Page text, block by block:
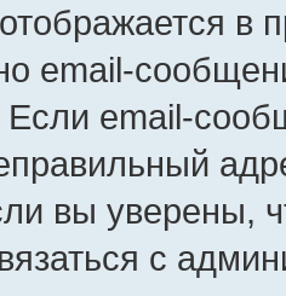
в
email-
Если email-
вы уверены,
с